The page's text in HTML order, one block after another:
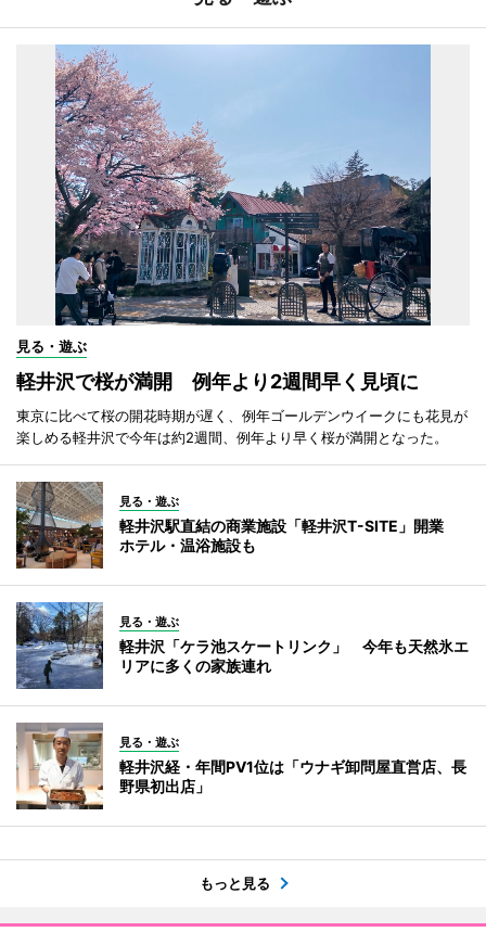
見る・遊ぶ
軽井沢で桜が満開 例年より2週間早く見頃に
東京に比べて桜の開花時期が遅く、例年ゴールデンウイークにも花見が
楽しめる軽井沢で今年は約2週間、例年より早く桜が満開となった。
見る・遊ぶ
軽井沢駅直結の商業施設「軽井沢T-SITE」開業
ホテル・温浴施設も
見る・遊ぶ
軽井沢「ケラ池スケートリンク」 今年も天然氷エ
リアに多くの家族連れ
見る・遊ぶ
軽井沢経・年間PV1位は「ウナギ卸問屋直営店、長
野県初出店」
もっと見る